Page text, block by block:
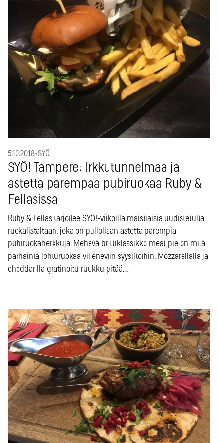
5.10.2018•SYÖ
SYÖ! Tampere: Irkkutunnelmaa ja
astetta parempaa pubiruokaa Ruby &
Fellasissa
Ruby & Fellas tarjoilee SYÖ!-viikoilla maistiaisia uudistetulta
ruokalistaltaan, joka on pullollaan astetta parempia
pubiruokaherkkuja. Mehevä brittiklassikko meat pie on mitä
parhainta lohturuokaa viileneviin syysiltoihin. Mozzarellalla ja
cheddarilla gratinoitu ruukku pitää…